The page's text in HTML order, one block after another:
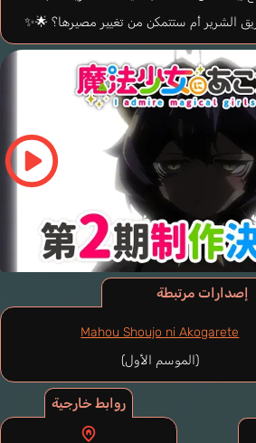
الشرير أم ستتمكن من تغيير مصيرها؟ 🌟✨
إصدارات مرتبطة
Mahou Shoujo ni Akogarete
(الموسم الأول)
روابط خارجية